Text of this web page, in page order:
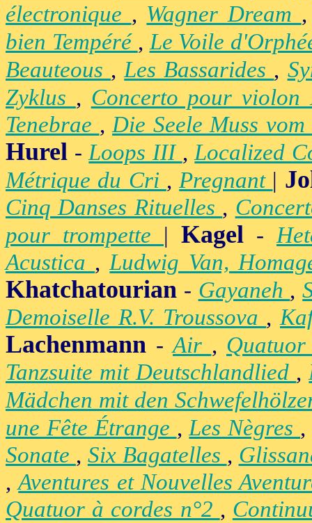
électronique , Wagner Dream
bien Tempéré ,Le Voile
Beauteous ,Les Bassarides ,
Zyklus , Concerto pour
Tenebrae ,Die Seele Muss
Hurel -Loops III ,Localized
Métrique du Cri ,Pregnant |
Cinq Danses Rituelles ,
pour trompette | Kagel -
Acustica ,Ludwig Van,
Khatchatourian - Gayaneh ,
Demoiselle R.V. Troussova ,
Lachenmann -Air ,
Tanzsuite mit Deutschlandlied ,
Mädchen mit den
une Fête Étrange ,Les Nègres ,
Sonate , Six Bagatelles ,
,Aventures et Nouvelles
Quatuor à cordes n°2 ,